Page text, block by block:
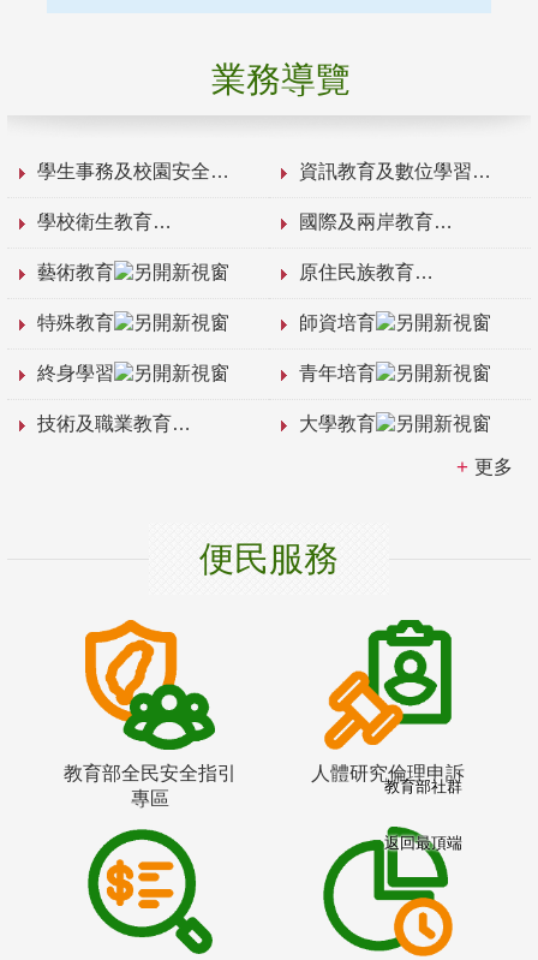
業務導覽
學生事務及校園安全 資訊教育及數位學習
學校衛生教育 國際及兩岸教育
藝術教育 原住民族教育
特殊教育 師資培育
終身學習 青年培育
技術及職業教育 大學教育
更多
便民服務
教育部全民安全指引
專區
人體研究倫理申訴
教育部社群
返回最頂端